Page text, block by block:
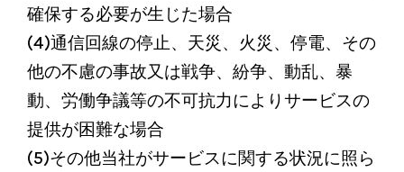
確保する必要が生じた場合
(4)通信回線の停止、天災、火災、停電、その
他の不慮の事故又は戦争、紛争、動乱、暴
動、労働争議等の不可抗力によりサービスの
提供が困難な場合
(5)その他当社がサービスに関する状況に照ら